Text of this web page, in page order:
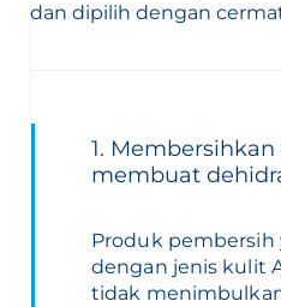
dan dipilih dengan
1.
membuat
Produk pembersih
dengan jenis kulit
tidak